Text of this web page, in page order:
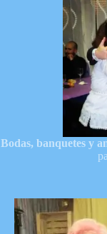
Bodas, banquetes y